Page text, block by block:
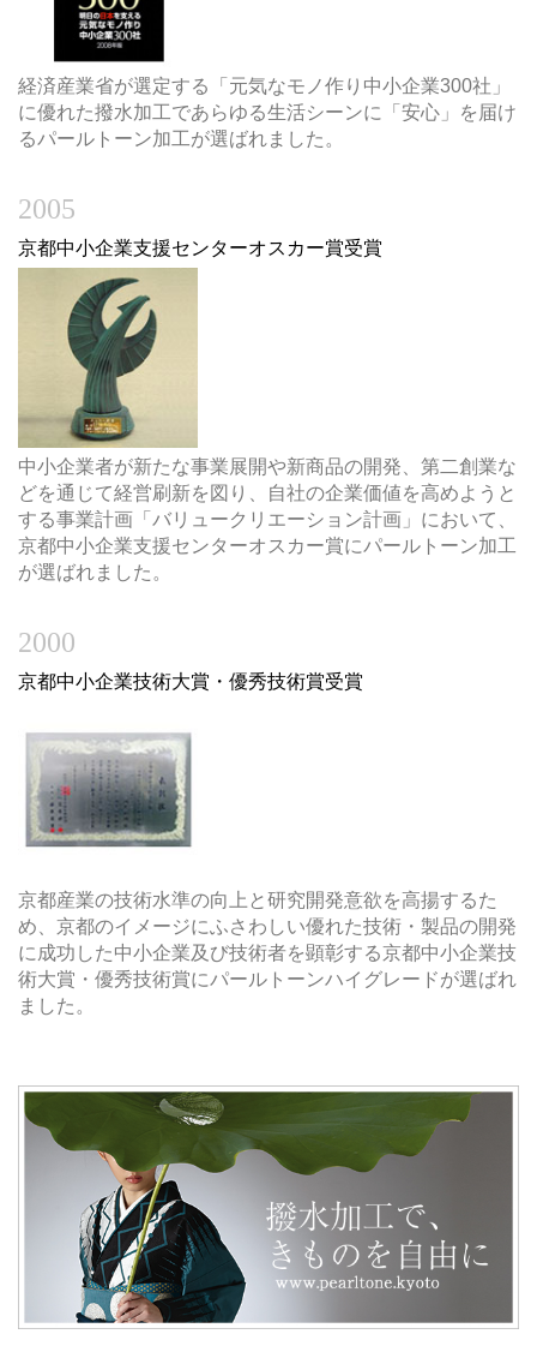
経済産業省が選定する「元気なモノ作り中小企業300社」
に優れた撥水加工であらゆる生活シーンに「安心」を届け
るパールトーン加工が選ばれました。
2005
京都中小企業支援センターオスカー賞受賞
中小企業者が新たな事業展開や新商品の開発、第二創業な
どを通じて経営刷新を図り、自社の企業価値を高めようと
する事業計画「バリュークリエーション計画」において、
京都中小企業支援センターオスカー賞にパールトーン加工
が選ばれました。
2000
京都中小企業技術大賞・優秀技術賞受賞
京都産業の技術水準の向上と研究開発意欲を高揚するた
め、京都のイメージにふさわしい優れた技術・製品の開発
に成功した中小企業及び技術者を顕彰する京都中小企業技
術大賞・優秀技術賞にパールトーンハイグレードが選ばれ
ました。